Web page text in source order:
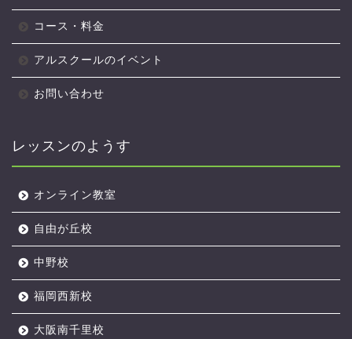
コース・料金
アルスクールのイベント
お問い合わせ
レッスンのようす
オンライン教室
自由が丘校
中野校
福岡西新校
大阪南千里校